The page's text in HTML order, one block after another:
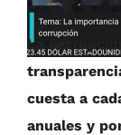
La
cuesta a
anuales y